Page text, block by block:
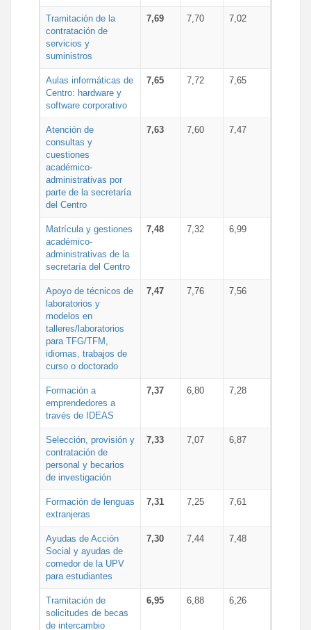
Tramitación de la
contratación de
servicios y
suministros
7,69 7,70 7,02
Aulas informáticas de
Centro: hardware y
software corporativo
7,65 7,72 7,65
Atención de
consultas y
cuestiones
académico-
administrativas por
parte de la secretaría
del Centro
7,63 7,60 7,47
Matrícula y gestiones
académico-
administrativas de la
secretaría del Centro
7,48 7,32 6,99
Apoyo de técnicos de
laboratorios y
modelos en
talleres/laboratorios
para TFG/TFM,
idiomas, trabajos de
curso o doctorado
7,47 7,76 7,56
Formación a
emprendedores a
través de IDEAS
7,37 6,80 7,28
Selección, provisión y
contratación de
personal y becarios
de investigación
7,33 7,07 6,87
Formación de lenguas
extranjeras
7,31 7,25 7,61
Ayudas de Acción
Social y ayudas de
comedor de la UPV
para estudiantes
7,30 7,44 7,48
Tramitación de
solicitudes de becas
de intercambio
6,95 6,88 6,26